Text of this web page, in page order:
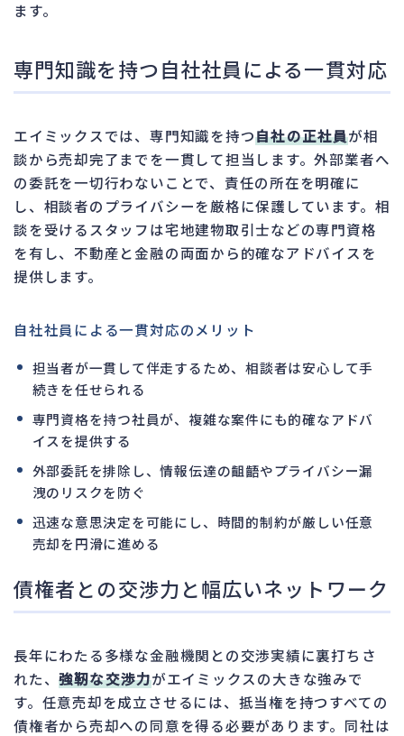
ます。
専門知識を持つ自社社員による一貫対応
エイミックスでは、専門知識を持つ自社の正社員が相
談から売却完了までを一貫して担当します。外部業者へ
の委託を一切行わないことで、責任の所在を明確に
し、相談者のプライバシーを厳格に保護しています。相
談を受けるスタッフは宅地建物取引士などの専門資格
を有し、不動産と金融の両面から的確なアドバイスを
提供します。
自社社員による一貫対応のメリット
担当者が一貫して伴走するため、相談者は安心して手
続きを任せられる
専門資格を持つ社員が、複雑な案件にも的確なアドバ
イスを提供する
外部委託を排除し、情報伝達の齟齬やプライバシー漏
洩のリスクを防ぐ
迅速な意思決定を可能にし、時間的制約が厳しい任意
売却を円滑に進める
債権者との交渉力と幅広いネットワーク
長年にわたる多様な金融機関との交渉実績に裏打ちさ
れた、強靭な交渉力がエイミックスの大きな強みで
す。任意売却を成立させるには、抵当権を持つすべての
債権者から売却への同意を得る必要があります。同社は